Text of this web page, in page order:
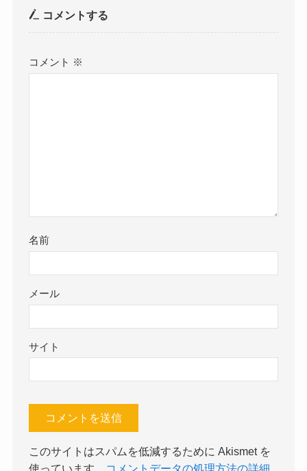
コメントする
コメント ※
名前
メール
サイト
このサイトはスパムを低減するために Akismet を
使っています。
コメントデータの処理方法の詳細